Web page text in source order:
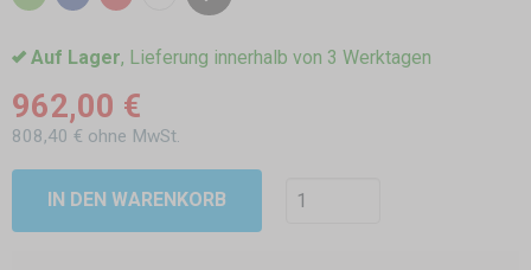
Auf Lager, Lieferung innerhalb von 3 Werktagen
962,00 €
808,40 € ohne MwSt.
IN DEN WARENKORB